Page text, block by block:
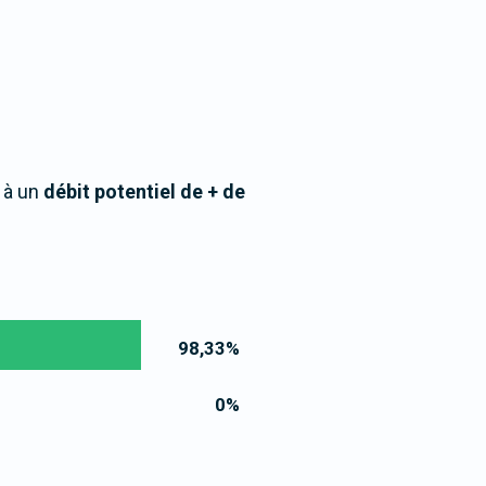
un débit potentiel de + de
98,33%
0%